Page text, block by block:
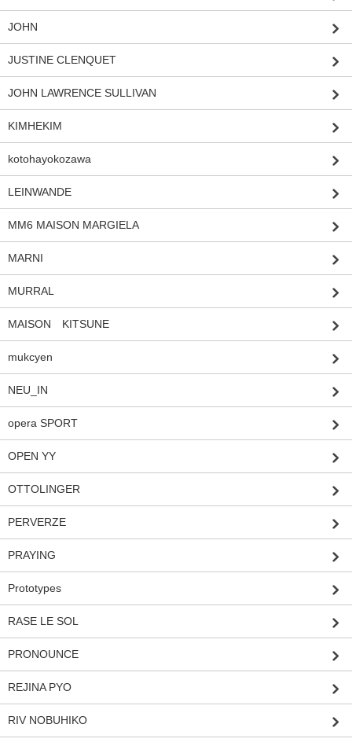
JOHN
JUSTINE CLENQUET
JOHN LAWRENCE SULLIVAN
KIMHEKIM
kotohayokozawa
LEINWANDE
MM6 MAISON MARGIELA
MARNI
MURRAL
MAISON KITSUNE
mukcyen
NEU_IN
opera SPORT
OPEN YY
OTTOLINGER
PERVERZE
PRAYING
Prototypes
RASE LE SOL
PRONOUNCE
REJINA PYO
RIV NOBUHIKO